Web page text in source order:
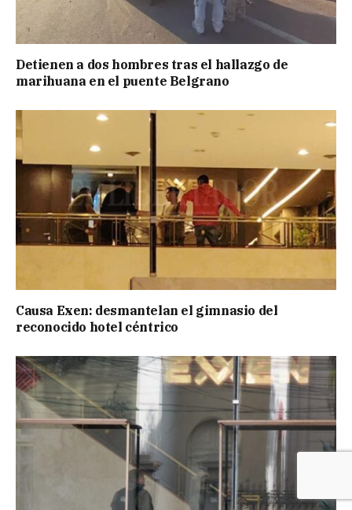
Detienen a dos hombres tras el hallazgo de
marihuana en el puente Belgrano
Causa Exen: desmantelan el gimnasio del
reconocido hotel céntrico